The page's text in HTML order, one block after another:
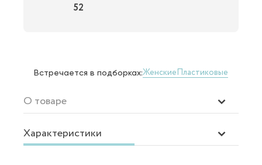
52
Встречается в подборках:ЖенскиеПластиковые
О товаре
Характеристики